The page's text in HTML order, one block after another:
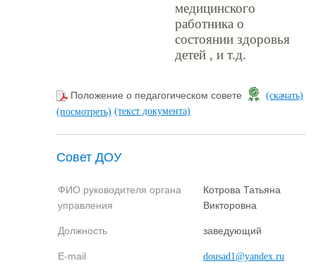
медицинского
работника о
состоянии здоровья
детей , и т.д.
Положение о педагогическом совете
(скачать)
(посмотреть) (текст документа)
Совет ДОУ
ФИО руководителя органа
управления
Котрова Татьяна
Викторовна
Должность заведующий
E-mail dousad1@yandex.ru